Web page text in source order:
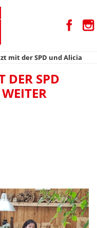
mit der SPD und Alicia
DER SPD